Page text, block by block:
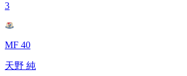
3
MF 40
天野 純